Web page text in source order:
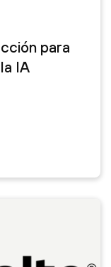
para
IA